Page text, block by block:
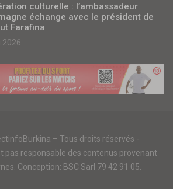
culturelle : l’ambassadeur
échange avec le président de
Farafina
2026
– Tous droits réservés -
pas responsable des contenus provenant
Conception: BSC Sarl 79 42 91 05.